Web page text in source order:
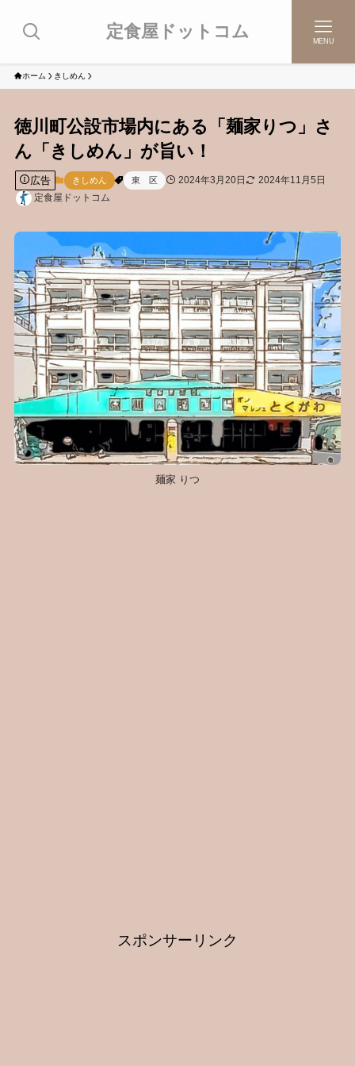
定食屋ドットコム MENU
ホーム きしめん
徳川町公設市場内にある「麺家りつ」さ
ん「きしめん」が旨い！
広告 きしめん 東 区 2024年3月20日
2024年11月5日
定食屋ドットコム
麺家 りつ
スポンサーリンク